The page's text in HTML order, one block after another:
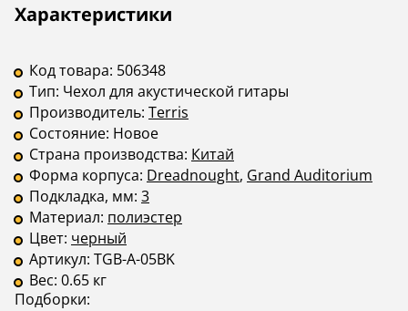
Описание
Характеристики
Инструкции
Код товара: 506348
Тип: Чехол для акустической гитары
Производитель: Terris
Состояние: Новое
Страна производства: Китай
Форма корпуса: Dreadnought, Grand Auditorium
Подкладка, мм: 3
Материал: полиэстер
Цвет: черный
Артикул: TGB-A-05BK
Вес: 0.65 кг
Подборки: